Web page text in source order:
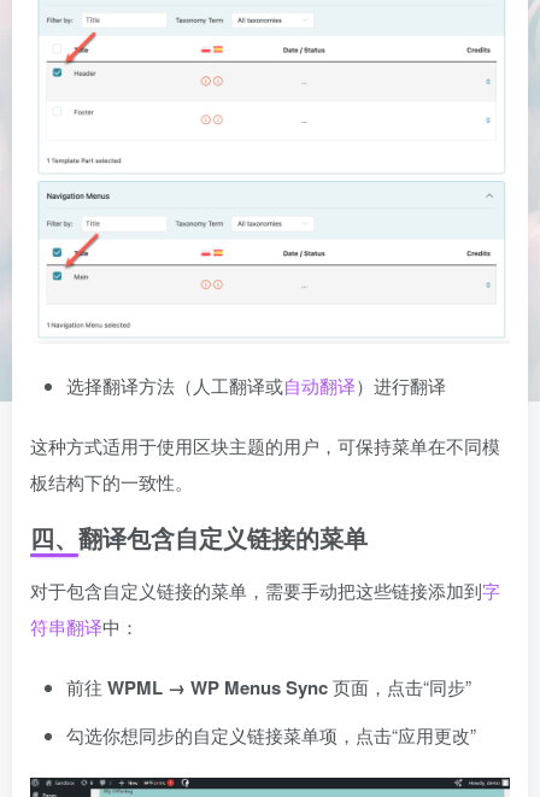
选择翻译方法（人工翻译或自动翻译）进行翻译
这种方式适用于使用区块主题的用户，可保持菜单在不同模
板结构下的一致性。
四、翻译包含自定义链接的菜单
对于包含自定义链接的菜单，需要手动把这些链接添加到字
符串翻译中：
前往 WPML → WP Menus Sync页面，点击“同步”
勾选你想同步的自定义链接菜单项，点击“应用更改”